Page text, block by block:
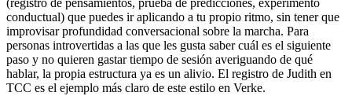
(registro de pensamientos, prueba de predicciones, experimento
conductual) que puedes ir aplicando a tu propio ritmo, sin tener que
improvisar profundidad conversacional sobre la marcha. Para
personas introvertidas a las que les gusta saber cuál es el siguiente
paso y no quieren gastar tiempo de sesión averiguando de qué
hablar, la propia estructura ya es un alivio. El registro de Judith en
TCC es el ejemplo más claro de este estilo en Verke.